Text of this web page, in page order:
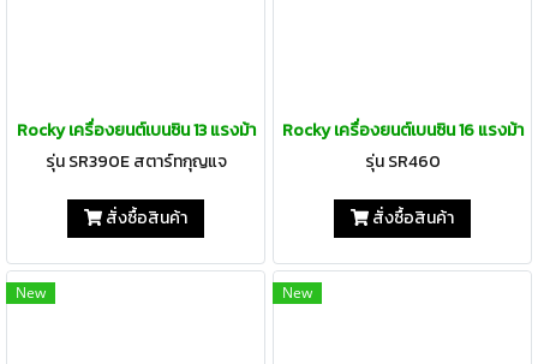
Rocky เครื่องยนต์เบนซิน 13 แรงม้า
รุ่น SR390E สตาร์ทกุญแจ
สั่งซื้อสินค้า
Rocky เครื่องยนต์เบนซิน 16 แรงม้า
รุ่น SR460
สั่งซื้อสินค้า
New New